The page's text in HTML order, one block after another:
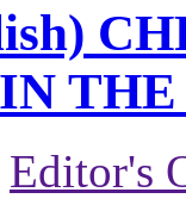
Editor's